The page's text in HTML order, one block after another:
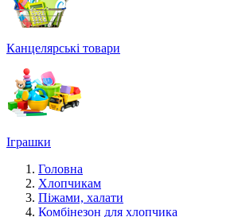
Канцелярські товари
Іграшки
Головна
Хлопчикам
Піжами, халати
Комбінезон для хлопчика